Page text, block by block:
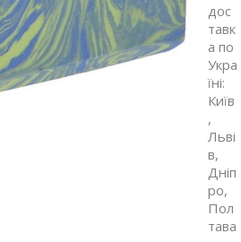
дос
тавк
а по
Укра
їні:
Київ
,
Льві
в,
Дніп
ро,
Пол
тава